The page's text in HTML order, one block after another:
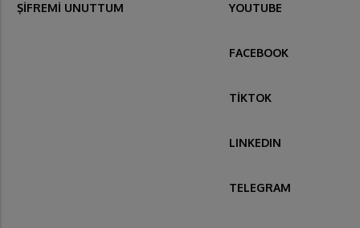
ŞİFREMİ UNUTTUM YOUTUBE
FACEBOOK
TİKTOK
LINKEDIN
TELEGRAM